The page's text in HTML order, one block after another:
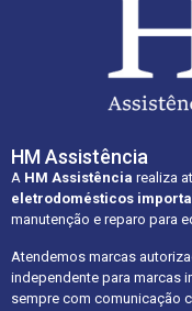
HM Assistência
A HM Assistência realiza
eletrodomésticos
manutenção e reparo para
Atendemos marcas
independente para marcas
sempre com comunicação